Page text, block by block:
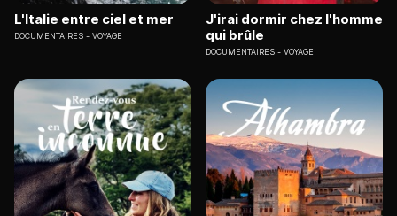
L'Italie entre ciel et mer
DOCUMENTAIRES VOYAGE
J'irai dormir chez l'homme
qui brûle
DOCUMENTAIRES VOYAGE